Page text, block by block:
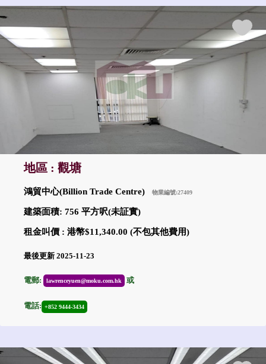
地區 : 觀塘
鴻貿中心(Billion Trade Centre) 物業編號:27409
建築面積: 756 平方呎(未証實)
租金叫價 : 港幣$11,340.00 (不包其他費用)
最後更新 2025-11-23
電郵: lawrenceyuen@moku.com.hk 或
電話: +852 9444-3434